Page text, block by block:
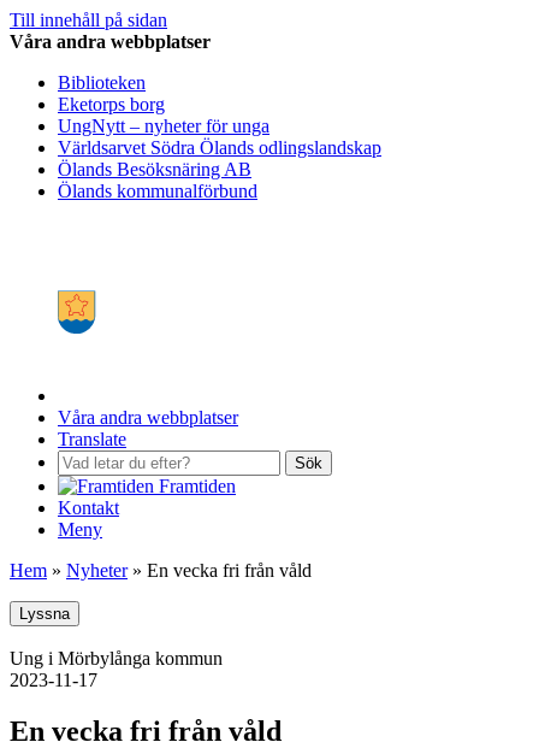
Till innehåll på sidan
Våra andra webbplatser
Biblioteken
Eketorps borg
UngNytt – nyheter för unga
Världsarvet Södra Ölands odlingslandskap
Ölands Besöksnäring AB
Ölands kommunalförbund
Våra andra webbplatser
Translate
Sök
Framtiden
Kontakt
Meny
Hem » Nyheter» En vecka fri från våld
Lyssna
Ung i Mörbylånga kommun
2023-11-17
En vecka fri från våld